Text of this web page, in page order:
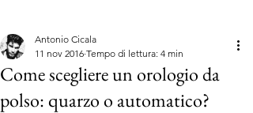
Come scegliere un orologio da
polso: quarzo o automatico?
Antonio Cicala
11 nov 2016 Tempo di lettura: 4 min